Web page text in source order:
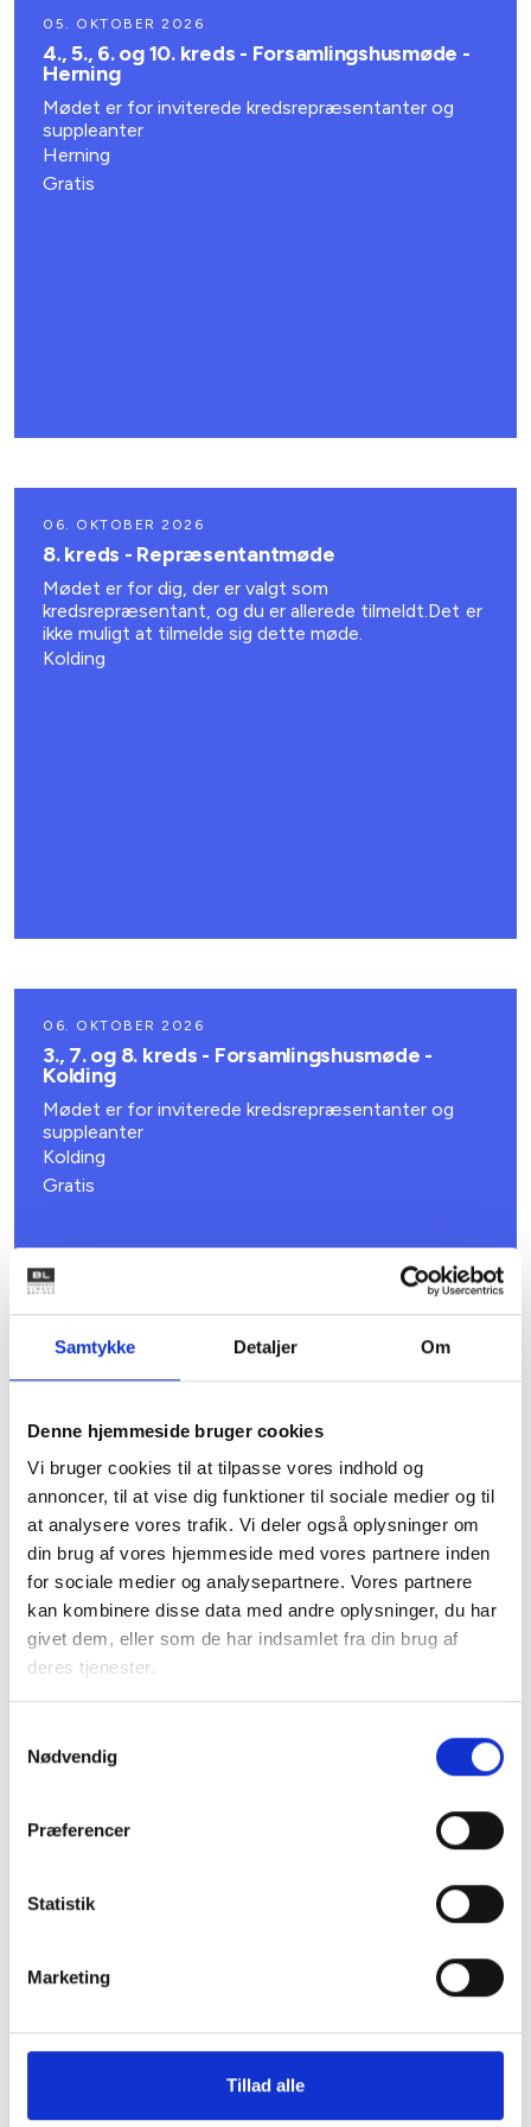
Samtykke Detaljer Om
Denne hjemmeside bruger cookies
Vi bruger cookies til at tilpasse vores indhold og
annoncer, til at vise dig funktioner til sociale medier og til
at analysere vores trafik. Vi deler også oplysninger om
din brug af vores hjemmeside med vores partnere inden
for sociale medier og analysepartnere. Vores partnere
kan kombinere disse data med andre oplysninger, du har
givet dem, eller som de har indsamlet fra din brug af
deres tjenester.
Nødvendig
Præferencer
Statistik
Marketing
Tillad alle
05. OKTOBER 2026
4., 5., 6. og 10. kreds - Forsamlingshusmøde -
Herning
Mødet er for inviterede kredsrepræsentanter og
suppleanter
Herning
Gratis
06. OKTOBER 2026
8. kreds - Repræsentantmøde
Mødet er for dig, der er valgt som
kredsrepræsentant, og du er allerede tilmeldt.Det er
ikke muligt at tilmelde sig dette møde.
Kolding
06. OKTOBER 2026
3., 7. og 8. kreds - Forsamlingshusmøde -
Kolding
Mødet er for inviterede kredsrepræsentanter og
suppleanter
Kolding
Gratis
16. NOVEMBER 2026
BL’s centrale kursus- og konferenceudvalg
Børkop
Gratis
Uddannelse i Lokal boligpolitik i praksis 2026-